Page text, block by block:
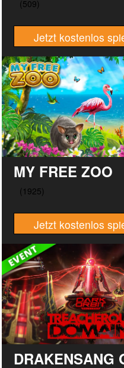
Jetzt kostenlos
MY FREE ZOO
Jetzt kostenlos
DRAKENSANG